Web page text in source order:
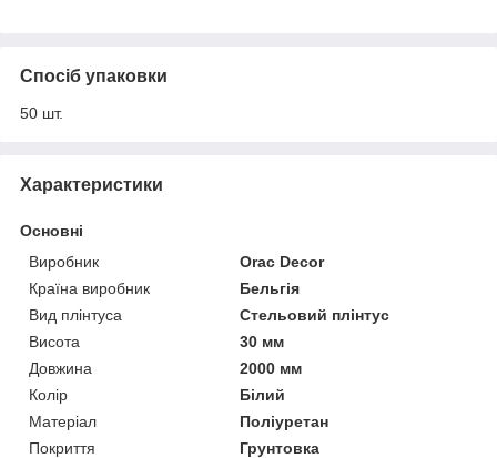
Спосіб упаковки
50 шт.
Характеристики
Основні
Виробник
Orac Decor
Країна виробник
Бельгія
Вид плінтуса
Стельовий плінтус
Висота
30 мм
Довжина
2000 мм
Колір
Білий
Матеріал
Поліуретан
Покриття
Грунтовка